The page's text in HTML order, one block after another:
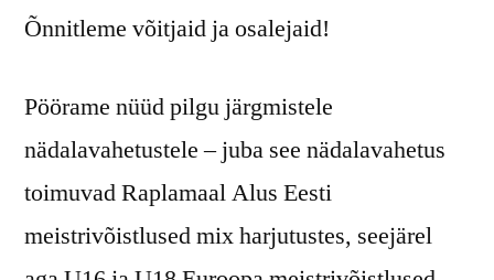
Õnnitleme võitjaid ja osalejaid!
Pöörame nüüd pilgu järgmistele
nädalavahetustele – juba see nädalavahetus
toimuvad Raplamaal Alus Eesti
meistrivõistlused mix harjutustes, seejärel